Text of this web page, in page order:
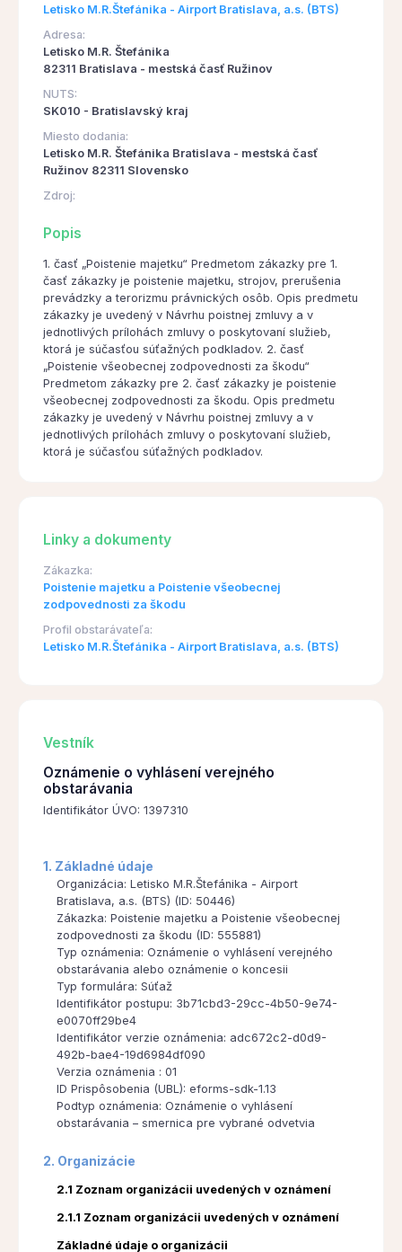
Letisko M.R.Štefánika - Airport Bratislava, a.s. (BTS)
Adresa:
Letisko M.R. Štefánika
82311 Bratislava - mestská časť Ružinov
NUTS:
SK010 - Bratislavský kraj
Miesto dodania:
Letisko M.R. Štefánika Bratislava - mestská časť
Ružinov 82311 Slovensko
Zdroj:
Popis
1. časť „Poistenie majetku“ Predmetom zákazky pre 1.
časť zákazky je poistenie majetku, strojov, prerušenia
prevádzky a terorizmu právnických osôb. Opis predmetu
zákazky je uvedený v Návrhu poistnej zmluvy a v
jednotlivých prílohách zmluvy o poskytovaní služieb,
ktorá je súčasťou súťažných podkladov. 2. časť
„Poistenie všeobecnej zodpovednosti za škodu“
Predmetom zákazky pre 2. časť zákazky je poistenie
všeobecnej zodpovednosti za škodu. Opis predmetu
zákazky je uvedený v Návrhu poistnej zmluvy a v
jednotlivých prílohách zmluvy o poskytovaní služieb,
ktorá je súčasťou súťažných podkladov.
Linky a dokumenty
Zákazka:
Poistenie majetku a Poistenie všeobecnej
zodpovednosti za škodu
Profil obstarávateľa:
Letisko M.R.Štefánika - Airport Bratislava, a.s. (BTS)
Vestník
Oznámenie o vyhlásení verejného
obstarávania
Identifikátor ÚVO: 1397310
1. Základné údaje
Organizácia: Letisko M.R.Štefánika - Airport
Bratislava, a.s. (BTS) (ID: 50446)
Zákazka: Poistenie majetku a Poistenie všeobecnej
zodpovednosti za škodu (ID: 555881)
Typ oznámenia: Oznámenie o vyhlásení verejného
obstarávania alebo oznámenie o koncesii
Typ formulára: Súťaž
Identifikátor postupu: 3b71cbd3-29cc-4b50-9e74-
e0070ff29be4
Identifikátor verzie oznámenia: adc672c2-d0d9-
492b-bae4-19d6984df090
Verzia oznámenia : 01
ID Prispôsobenia (UBL): eforms-sdk-1.13
Podtyp oznámenia: Oznámenie o vyhlásení
obstarávania – smernica pre vybrané odvetvia
2. Organizácie
2.1 Zoznam organizácii uvedených v oznámení
2.1.1 Zoznam organizácii uvedených v oznámení
Základné údaje o organizácii